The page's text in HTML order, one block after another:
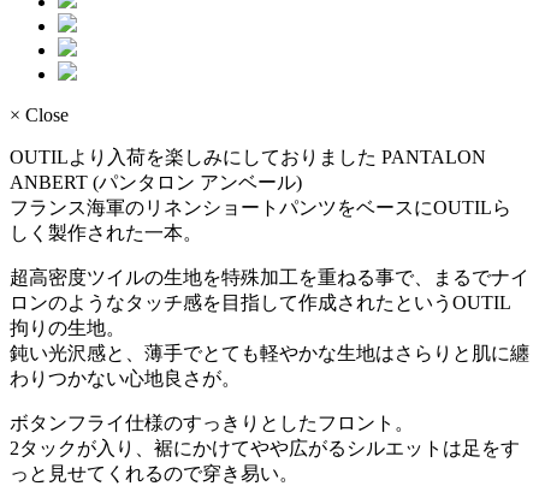
× Close
OUTILより入荷を楽しみにしておりました PANTALON
ANBERT (パンタロン アンベール)
フランス海軍のリネンショートパンツをベースにOUTILら
しく製作された一本。
超高密度ツイルの生地を特殊加工を重ねる事で、まるでナイ
ロンのようなタッチ感を目指して作成されたというOUTIL
拘りの生地。
鈍い光沢感と、薄手でとても軽やかな生地はさらりと肌に纏
わりつかない心地良さが。
ボタンフライ仕様のすっきりとしたフロント。
2タックが入り、裾にかけてやや広がるシルエットは足をす
っと見せてくれるので穿き易い。